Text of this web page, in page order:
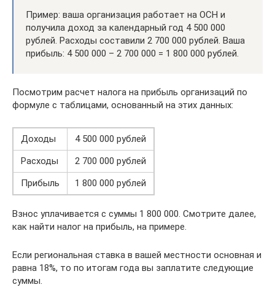
Пример: ваша организация работает на ОСН и
получила доход за календарный год 4 500 000
рублей. Расходы составили 2 700 000 рублей. Ваша
прибыль: 4 500 000 – 2 700 000 = 1 800 000 рублей.
Посмотрим расчет налога на прибыль организаций по
формуле с таблицами, основанный на этих данных:
Доходы
4 500 000 рублей
Расходы
2 700 000 рублей
Прибыль
1 800 000 рублей
Взнос уплачивается с суммы 1 800 000. Смотрите далее,
как найти налог на прибыль, на примере.
Если региональная ставка в вашей местности основная и
равна 18%, то по итогам года вы заплатите следующие
суммы.